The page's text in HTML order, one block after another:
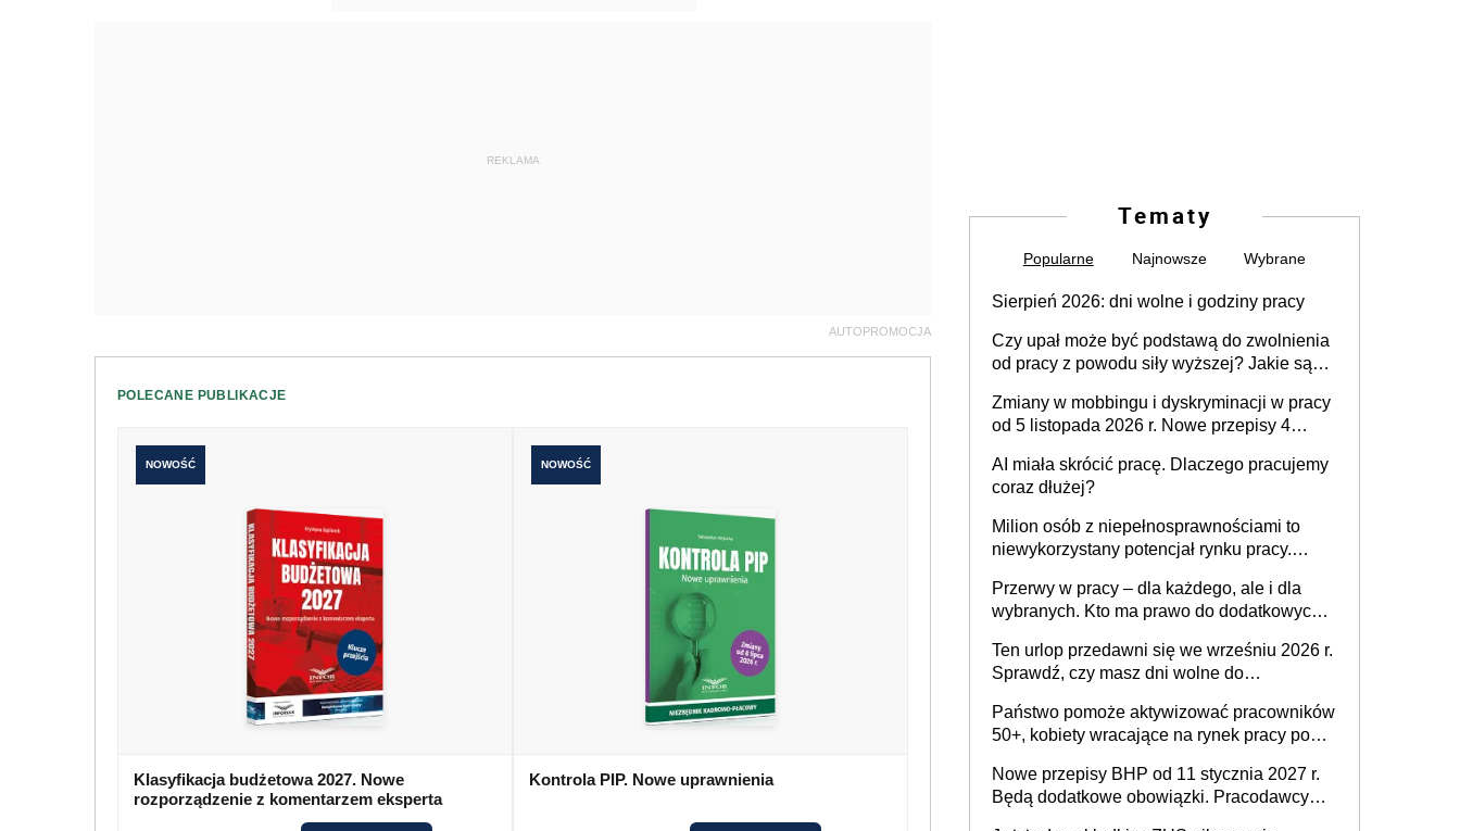
REKLAMA
AUTOPROMOCJA
POLECANE PUBLIKACJE
NOWOŚĆ
Klasyfikacja budżetowa 2027. Nowe
rozporządzenie z komentarzem eksperta
NOWOŚĆ
Kontrola PIP. Nowe uprawnienia
Tematy
Popularne Najnowsze Wybrane
Sierpień 2026: dni wolne i godziny pracy
Czy upał może być podstawą do zwolnienia
od pracy z powodu siły wyższej? Jakie są
Zmiany w mobbingu i dyskryminacji w pracy
od 5 listopada 2026 r. Nowe przepisy 4
Ustaw
AI miała skrócić pracę. Dlaczego pracujemy
coraz dłużej?
Milion osób z niepełnosprawnościami to
niewykorzystany potencjał rynku pracy.
dofinansowań czy refundacji, ale bariery po
stronie systemu i świadomości
pracodawców [WYWIAD]
Przerwy w pracy – dla każdego, ale i dla
wybranych. Kto ma prawo do dodatkowych
Ten urlop przedawni się we wrześniu 2026 r.
Sprawdź, czy masz dni wolne do
Państwo pomoże aktywizować pracowników
50+, kobiety wracające na rynek pracy po
osoby neuroatypowe. Powstanie Fundusz
na rzecz Inkluzywności w Zatrudnianiu?
Nowe przepisy BHP od 11 stycznia 2027 r.
Będą dodatkowe obowiązki. Pracodawcy